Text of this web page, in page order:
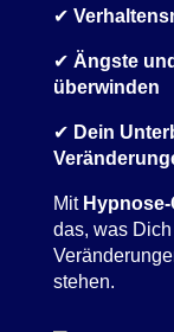
✔
✔ Ängste
überwinden
✔ Dein
Mit
das, was
stehen.